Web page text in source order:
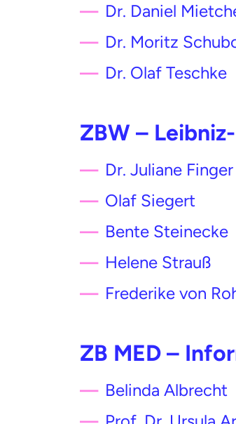
Dr. Daniel
Dr. Moritz
Dr. Olaf Teschke
ZBW –
Dr. Juliane Finger
Olaf Siegert
Bente Steinecke
Helene Strauß
Frederike von
ZB MED –
Belinda Albrecht